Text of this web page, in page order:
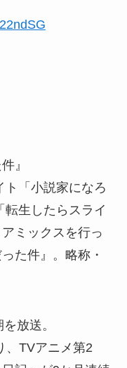
』
ト「小説家になろ
転生したらスライ
ミックスを行っ
た件』。略称・
放送。
、TVアニメ第2